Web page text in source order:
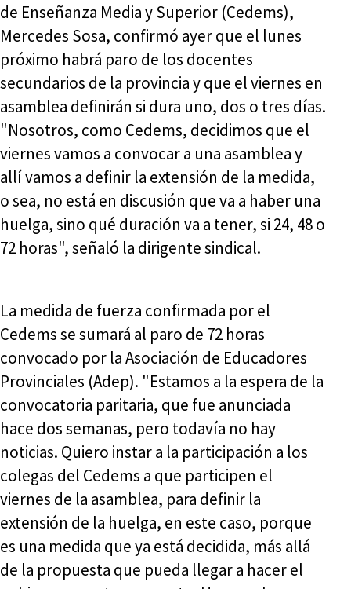
de Enseñanza Media y Superior (Cedems),
Mercedes Sosa, confirmó ayer que el lunes
próximo habrá paro de los docentes
secundarios de la provincia y que el viernes en
asamblea definirán si dura uno, dos o tres días.
"Nosotros, como Cedems, decidimos que el
viernes vamos a convocar a una asamblea y
allí vamos a definir la extensión de la medida,
o sea, no está en discusión que va a haber una
huelga, sino qué duración va a tener, si 24, 48 o
72 horas", señaló la dirigente sindical.
La medida de fuerza confirmada por el
Cedems se sumará al paro de 72 horas
convocado por la Asociación de Educadores
Provinciales (Adep). "Estamos a la espera de la
convocatoria paritaria, que fue anunciada
hace dos semanas, pero todavía no hay
noticias. Quiero instar a la participación a los
colegas del Cedems a que participen el
viernes de la asamblea, para definir la
extensión de la huelga, en este caso, porque
es una medida que ya está decidida, más allá
de la propuesta que pueda llegar a hacer el